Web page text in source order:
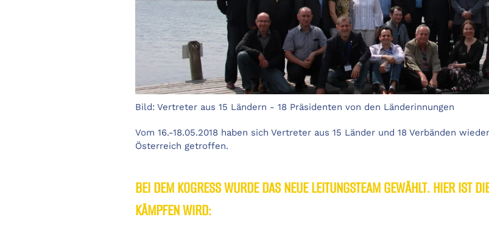
Bild: Vertreter aus 15 Ländern - 18 Präsidenten von den Länderinnungen
Vom 16.-18.05.2018 haben sich Vertreter aus 15 Länder und 18 Verbänden
Österreich getroffen.
BEI DEM KOGRESS WURDE DAS NEUE LEITUNGSTEAM GEWÄHLT. HIER IST
KÄMPFEN WIRD: